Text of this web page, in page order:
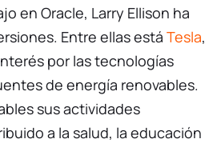
en Oracle, Larry Ellison ha
Entre ellas está Tesla,
por las tecnologías
de energía renovables.
sus actividades
a la salud, la educación